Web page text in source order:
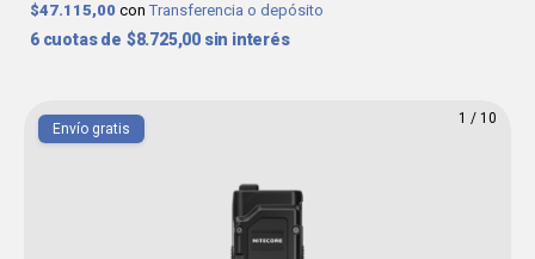
$47.115,00 con Transferencia o depósito
6 $8.725,00 sin interés
1 / 10
Envío gratis